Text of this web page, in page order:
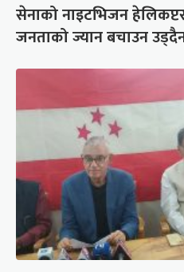
सेनाको नाइटभिजन
जनताको ज्यान बचाउन